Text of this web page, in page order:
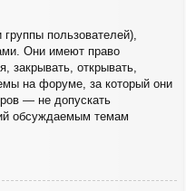
пользователей),
Они имеют право
закрывать, открывать,
на форуме, за который они
— не допускать
обсуждаемым темам